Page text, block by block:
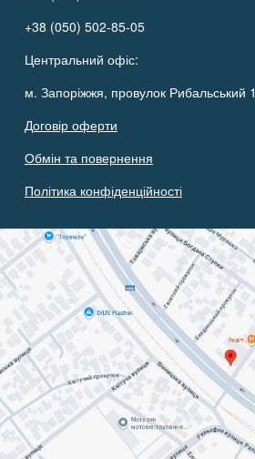
+38 (050) 502-85-05
Центральний офіс:
м. Запоріжжя, провулок Рибальський 1
Договір оферти
Обмін та повернення
Політика конфіденційності